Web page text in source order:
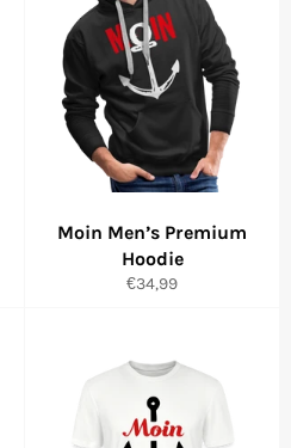
Moin Men’s Premium
Hoodie
Normaler
€34,99